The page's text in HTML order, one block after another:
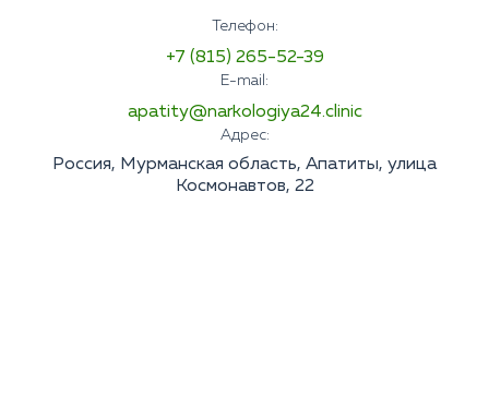
Телефон:
+7 (815) 265-52-39
E-mail:
apatity@narkologiya24.clinic
Адрес:
Россия, Мурманская область, Апатиты, улица
Космонавтов, 22